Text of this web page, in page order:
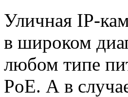
Уличная IP-
в широком
любом типе
PoE. А в